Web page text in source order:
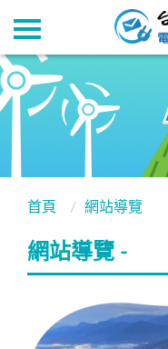
首頁 網站導覽
網站導覽 -